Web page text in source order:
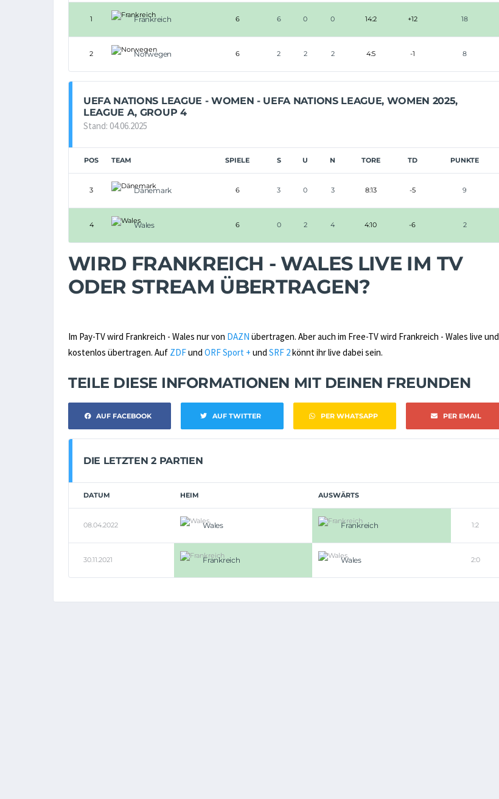
1 Frankreich 6 6 0 0 14:2 +12 18
2 Norwegen 6 2 2 2 4:5 -1 8
UEFA NATIONS LEAGUE - WOMEN - UEFA NATIONS LEAGUE, WOMEN 2025,
LEAGUE A, GROUP 4
Stand: 04.06.2025
POS TEAM SPIELE S U N TORE TD PUNKTE
3 Dänemark 6 3 0 3 8:13 -5 9
4 Wales 6 0 2 4 4:10 -6 2
WIRD FRANKREICH - WALES LIVE IM TV
ODER STREAM ÜBERTRAGEN?
Im Pay-TV wird Frankreich - Wales nur von DAZN übertragen. Aber auch im Free-TV wird Frankreich - Wales live und
kostenlos übertragen. Auf ZDFund ORF Sport + und SRF 2könnt ihr live dabei sein.
TEILE DIESE INFORMATIONEN MIT DEINEN FREUNDEN
AUF FACEBOOK AUF TWITTER PER WHATSAPP PER EMAIL
DIE LETZTEN 2 PARTIEN
DATUM HEIM AUSWÄRTS
08.04.2022 Wales Frankreich 1:2
30.11.2021 Frankreich Wales 2:0